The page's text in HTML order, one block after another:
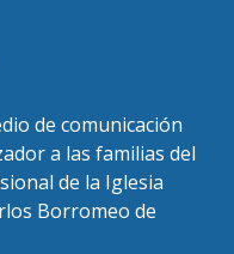
de comunicación
a las familias del
de la Iglesia
Borromeo de